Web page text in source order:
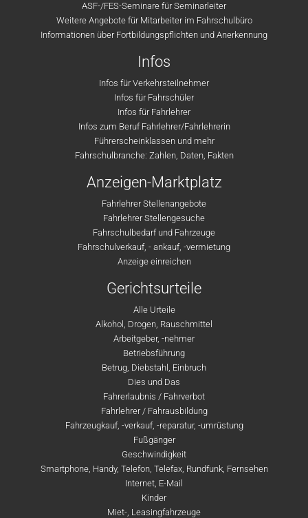
ASF-/FES-Seminare für Seminarleiter
Weitere Angebote für Mitarbeiter im Fahrschulbüro
Informationen über Fortbildungspflichten und Anerkennung
Infos
Infos für Verkehrsteilnehmer
Infos für Fahrschüler
Infos für Fahrlehrer
Infos zum Beruf Fahrlehrer/Fahrlehrerin
Führerscheinklassen und mehr
Fahrschulbranche: Zahlen, Daten, Fakten
Anzeigen-Marktplatz
Fahrlehrer Stellenangebote
Fahrlehrer Stellengesuche
Fahrschulbedarf und Fahrzeuge
Fahrschulverkauf, - ankauf, -vermietung
Anzeige einreichen
Gerichtsurteile
Alle Urteile
Alkohol, Drogen, Rauschmittel
Arbeitgeber, -nehmer
Betriebsführung
Betrug, Diebstahl, Einbruch
Dies und Das
Fahrerlaubnis / Fahrverbot
Fahrlehrer / Fahrausbildung
Fahrzeugkauf, -verkauf, -reparatur, -umrüstung
Fußgänger
Geschwindigkeit
Smartphone, Handy, Telefon, Telefax, Rundfunk, Fernsehen
Internet, E-Mail
Kinder
Miet-, Leasingfahrzeuge